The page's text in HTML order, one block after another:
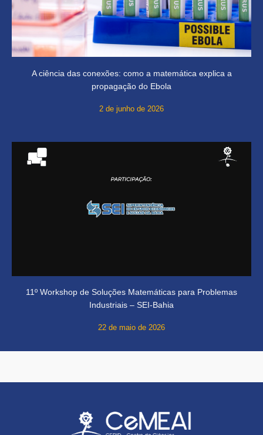
A ciência das conexões: como a matemática explica a
propagação do Ebola
2 de junho de 2026
11º Workshop de Soluções Matemáticas para Problemas
Industriais – SEI-Bahia
22 de maio de 2026